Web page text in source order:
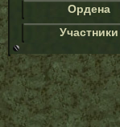
Ордена
Участники